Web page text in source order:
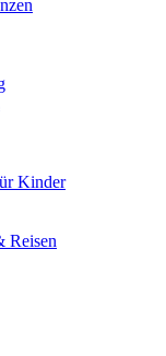
Kinder
Reisen